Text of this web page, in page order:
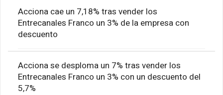
Acciona cae un 7,18% tras vender los
Entrecanales Franco un 3% de la empresa con
descuento
Acciona se desploma un 7% tras vender los
Entrecanales Franco un 3% con un descuento del
5,7%